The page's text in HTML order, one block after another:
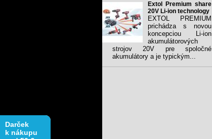
Darček
k nákupu
nad 50 €
Extol Premium share
20V Li-ion technology
EXTOL PREMIUM
prichádza s novou
koncepciou Li-ion
akumulátorových
strojov 20V pre spoločné
akumulátory a je typickým...